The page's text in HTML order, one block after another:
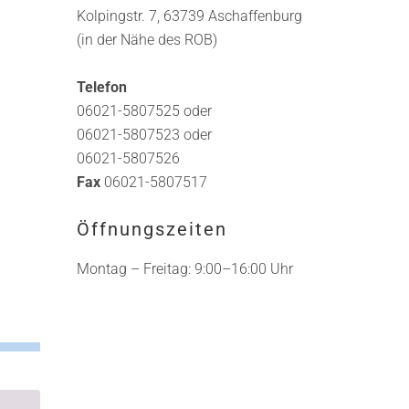
Kolpingstr. 7, 63739 Aschaffenburg
(in der Nähe des ROB)
Telefon
06021-5807525 oder
06021-5807523 oder
06021-5807526
Fax06021-5807517
Öffnungszeiten
Montag – Freitag: 9:00–16:00 Uhr